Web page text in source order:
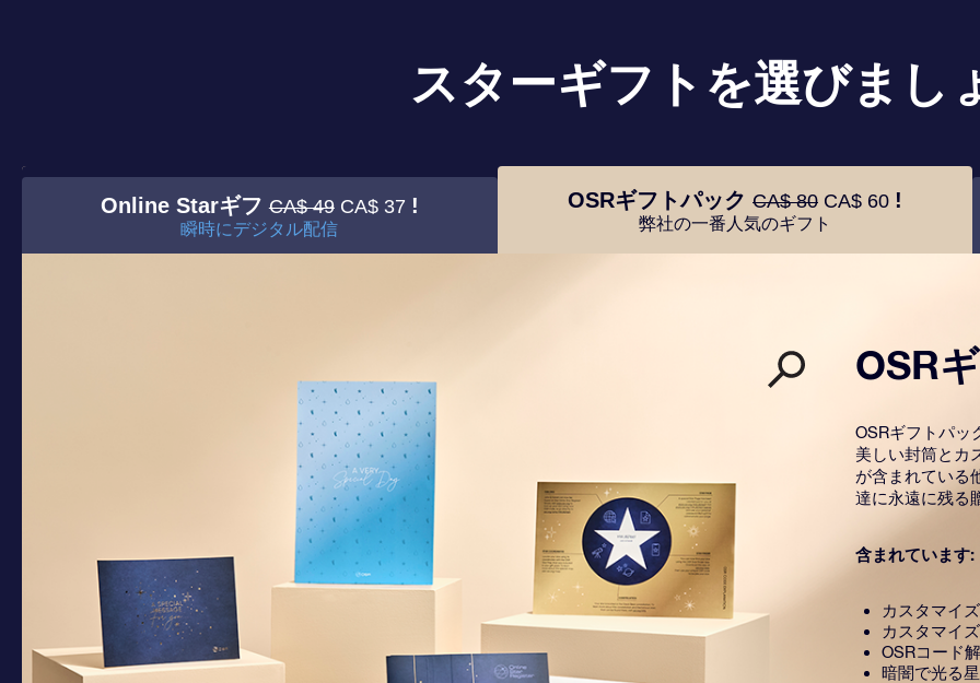
スターギフトを選びまし
Online StarギフCA$ 49 CA$ 37 !
瞬時にデジタル配信
OSRギフトパック CA$ 80 CA$ 60 !
弊社の一番人気のギフト
OSR
OSRギフトパッ
美しい封筒とカ
が含まれている
達に永遠に残る
含まれています:
カスタマイ
カスタマイ
OSRコード
暗闇で光る